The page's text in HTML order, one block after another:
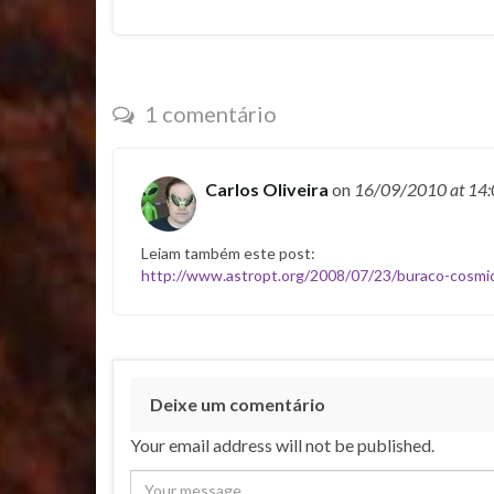
1 comentário
Carlos Oliveira on 16/09/2010at
Leiam também este post:
http://www.astropt.org/2008/07/23/buraco-
Deixe um comentário
Your email address will not be published.